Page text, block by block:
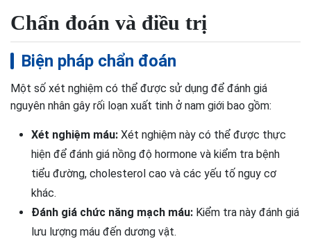
Chẩn đoán và điều trị
Biện pháp chẩn đoán
Một số xét nghiệm có thể được sử dụng để đánh giá
nguyên nhân gây rối loạn xuất tinh ở nam giới bao gồm:
Xét nghiệm máu: Xét nghiệm này có thể được thực
hiện để đánh giá nồng độ hormone và kiểm tra bệnh
tiểu đường, cholesterol cao và các yếu tố nguy cơ
khác.
Đánh giá chức năng mạch máu: Kiểm tra này đánh giá
lưu lượng máu đến dương vật.